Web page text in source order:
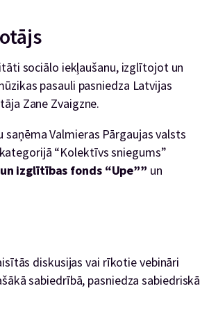
sociālo iekļaušanu, izglītojot un
pasauli pasniedza Latvijas
Zane Zvaigzne.
Valmieras Pārgaujas valsts
“Kolektīvs sniegums”
izglītības fonds “Upe”” un
diskusijas vai rīkotie vebināri
sabiedrībā, pasniedza sabiedriskā